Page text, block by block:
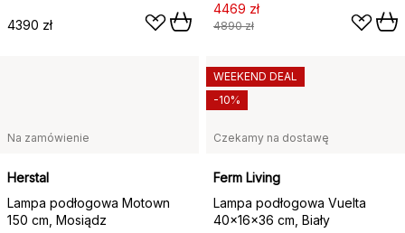
4390 zł
4469 zł
4890 zł
Na zamówienie
Herstal
Lampa podłogowa Motown
150 cm, Mosiądz
Czekamy na dostawę
Ferm Living
Lampa podłogowa Vuelta
40x16x36 cm, Biały
WEEKEND DEAL
-10%